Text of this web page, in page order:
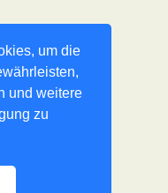
um die
und weitere
zu